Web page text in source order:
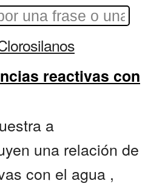
reactivas con
a
una relación de
con el agua ,